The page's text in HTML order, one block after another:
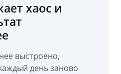
хаос и
выстроено,
день заново